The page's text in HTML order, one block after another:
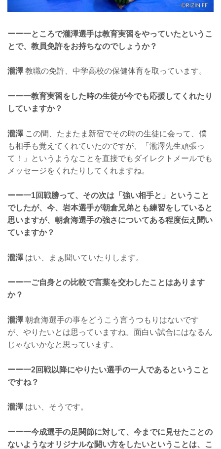
ーー一ところで瀧澤選手は教育実習をやっていたというこ
とで、教員免許をお持ちなのでしょうか？
瀧澤教職の免許、中学高校の保健体育を取っています。
ーー一教育実習をした時の生徒が今でも応援してくれたり
していますか？
瀧澤この間、たまたま新宿でその時の生徒に会って、僕
も相手も覚えてくれていたのですが、「瀧澤先生頑張っ
て！」というようなことを直接でもダイレクトメールでも
メッセージをくれたりしてくれますね。
ーー一1回戦勝って、その次は「強い相手と」ということ
でしたが、今、岩本選手が朝倉兄弟とも練習をしていると
思いますが、朝倉海選手の強さについてある程度伝え聞い
ていますか？
瀧澤はい、まぁ聞いていたりします。
ーー一ご自身との比較で言葉を交わしたことはあります
か？
瀧澤朝倉海選手の事をどうこう言うつもりはないです
が、やりたいとは思っていますね。面白い試合にはなるん
じゃないかなと思っています。
ーー一2回戦以降にやりたい選手の一人であるということ
ですね？
瀧澤はい、そうです。
ーー一今成選手の足関節に対して、今までに見せたことの
ないようなオリジナルな闘い方をしたいということは、こ